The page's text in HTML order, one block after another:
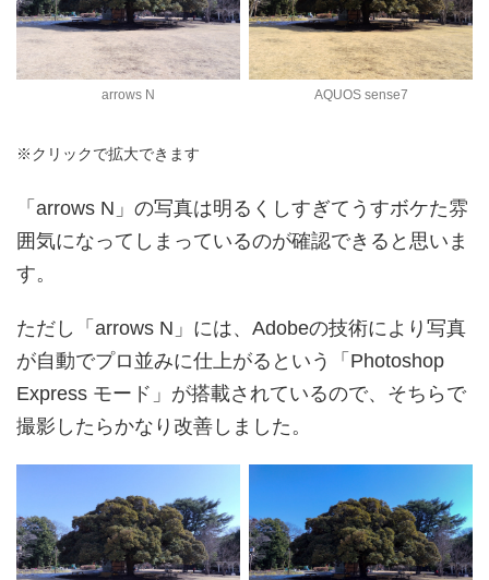
arrows N AQUOS sense7
※クリックで拡大できます
「arrows N」の写真は明るくしすぎてうすボケた雰
囲気になってしまっているのが確認できると思いま
す。
ただし「arrows N」には、Adobeの技術により写真
が自動でプロ並みに仕上がるという「Photoshop
Express モード」が搭載されているので、そちらで
撮影したらかなり改善しました。